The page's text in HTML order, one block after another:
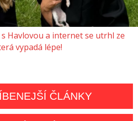
Havlovou a internet se utrhl ze
vypadá lépe!
ČLÁNKY